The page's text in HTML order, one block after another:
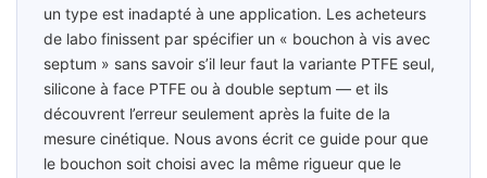
un type est inadapté à une application. Les acheteurs
de labo finissent par spécifier un « bouchon à vis avec
septum » sans savoir s’il leur faut la variante PTFE seul,
silicone à face PTFE ou à double septum — et ils
découvrent l’erreur seulement après la fuite de la
mesure cinétique. Nous avons écrit ce guide pour que
le bouchon soit choisi avec la même rigueur que le